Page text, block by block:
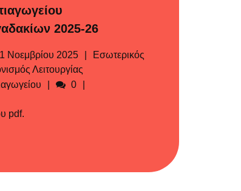
2025-26
Νοεμβρίου 2025 Categories
Εσωτερικός
Λειτουργίας
Σχόλια
0
pdf.